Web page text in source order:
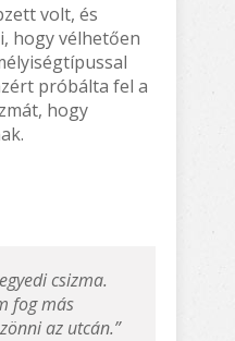
volt, és
hogy vélhetően
próbálta fel a
hogy
csizma.
fog más
az utcán.”